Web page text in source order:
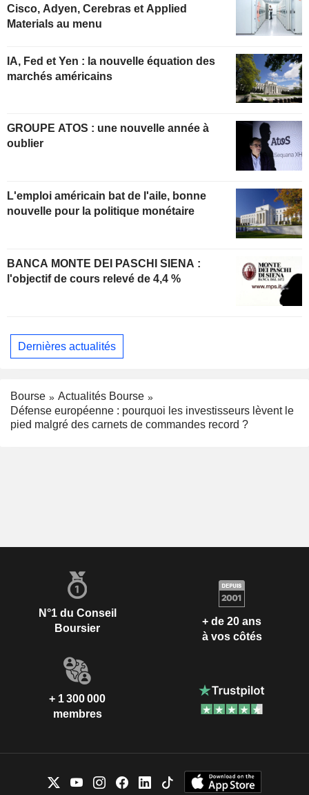
Cisco, Adyen, Cerebras et Applied
Materials au menu
IA, Fed et Yen : la nouvelle équation des
marchés américains
GROUPE ATOS : une nouvelle année à
oublier
L'emploi américain bat de l'aile, bonne
nouvelle pour la politique monétaire
BANCA MONTE DEI PASCHI SIENA :
l'objectif de cours relevé de 4,4 %
Dernières actualités
Bourse
Actualités Bourse
Défense européenne : pourquoi les investisseurs lèvent le
pied malgré des carnets de commandes record ?
N°1 du Conseil
Boursier
+ de 20 ans
à vos côtés
+ 1 300 000
membres